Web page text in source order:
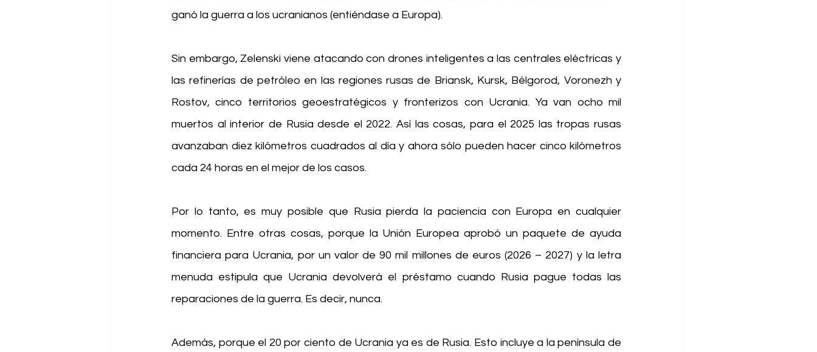
ganó la guerra a los ucranianos (entiéndase a Europa).
Sin embargo, Zelenski viene atacando con drones inteligentes a las centrales eléctricas y
las refinerías de petróleo en las regiones rusas de Briansk, Kursk, Bélgorod, Voronezh y
Rostov, cinco territorios geoestratégicos y fronterizos con Ucrania. Ya van ocho mil
muertos al interior de Rusia desde el 2022. Así las cosas, para el 2025 las tropas rusas
avanzaban diez kilómetros cuadrados al día y ahora sólo pueden hacer cinco kilómetros
cada 24 horas en el mejor de los casos.
Por lo tanto, es muy posible que Rusia pierda la paciencia con Europa en cualquier
momento. Entre otras cosas, porque la Unión Europea aprobó un paquete de ayuda
financiera para Ucrania, por un valor de 90 mil millones de euros (2026 – 2027) y la letra
menuda estipula que Ucrania devolverá el préstamo cuando Rusia pague todas las
reparaciones de la guerra. Es decir, nunca.
Además, porque el 20 por ciento de Ucrania ya es de Rusia. Esto incluye a la península de